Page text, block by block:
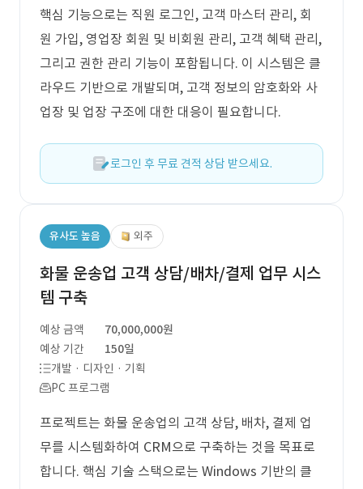
핵심 기능으로는 직원 로그인, 고객 마스터 관리, 회
원 가입, 영업장 회원 및 비회원 관리, 고객 혜택 관리,
그리고 권한 관리 기능이 포함됩니다. 이 시스템은 클
라우드 기반으로 개발되며, 고객 정보의 암호화와 사
업장 및 업장 구조에 대한 대응이 필요합니다.
로그인 후 무료 견적 상담 받으세요.
유사도 높음 외주
화물 운송업 고객 상담/배차/결제 업무 시스
템 구축
예상 금액
70,000,000원
예상 기간
150일
개발 · 디자인 · 기획
PC 프로그램
프로젝트는 화물 운송업의 고객 상담, 배차, 결제 업
무를 시스템화하여 CRM으로 구축하는 것을 목표로
합니다. 핵심 기술 스택으로는 Windows 기반의 클